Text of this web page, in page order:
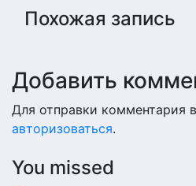
Похожая запись
Добавить
Для отправки комментария
авторизоваться.
You missed